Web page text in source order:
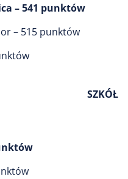
– 541 punktów
– 515 punktów
SZKÓŁ